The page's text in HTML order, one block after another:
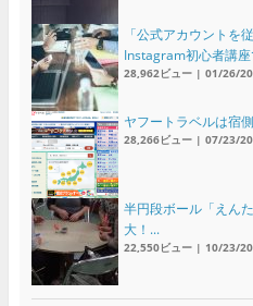
「公式アカウントを
Instagram初心者講座
28,962ビュー| 01/26/
ヤフートラベルは宿
28,266ビュー| 07/23/
半円段ボール「えん
大！...
22,550ビュー| 10/23/